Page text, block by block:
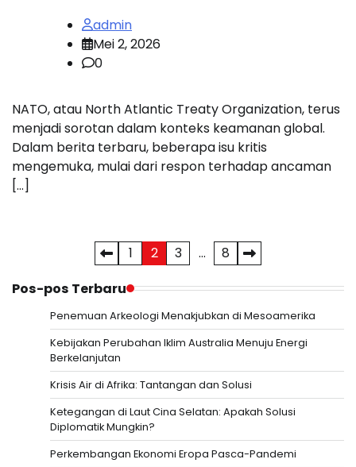
admin
Mei 2, 2026
0
NATO, atau North Atlantic Treaty Organization, terus
menjadi sorotan dalam konteks keamanan global.
Dalam berita terbaru, beberapa isu kritis
mengemuka, mulai dari respon terhadap ancaman
[…]
pos
1 2 3 …
8
Pos-pos Terbaru
Penemuan Arkeologi Menakjubkan di Mesoamerika
Kebijakan Perubahan Iklim Australia Menuju Energi
Berkelanjutan
Krisis Air di Afrika: Tantangan dan Solusi
Ketegangan di Laut Cina Selatan: Apakah Solusi
Diplomatik Mungkin?
Perkembangan Ekonomi Eropa Pasca-Pandemi